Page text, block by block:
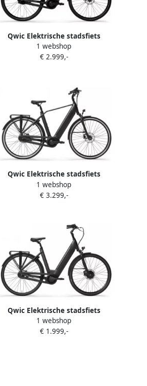
Qwic Elektrische stadsfiets
Premium I-AUTO framemaat XL...
Zwart
1 webshop
€ 2.999,-
Qwic Elektrische stadsfiets
Premium i-MN7+ framemaat L
Zwart... Zwart
1 webshop
€ 3.299,-
Qwic Elektrische stadsfiets
Premium i-FN7 Dames framemaat
M Zwart... Zwart
1 webshop
€ 1.999,-